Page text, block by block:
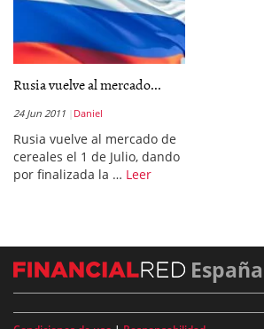
Rusia vuelve al mercado...
24 Jun 2011 Daniel
Rusia vuelve al mercado de
cereales el 1 de Julio, dando
por finalizada la … Leer
España